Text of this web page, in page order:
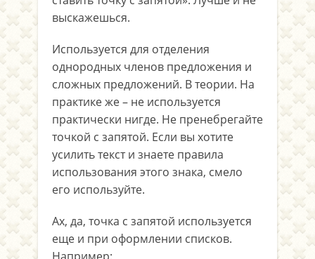
выскажешься.
Используется для отделения
однородных членов предложения и
сложных предложений. В теории. На
практике же – не используется
практически нигде. Не пренебрегайте
точкой с запятой. Если вы хотите
усилить текст и знаете правила
использования этого знака, смело
его используйте.
Ах, да, точка с запятой используется
еще и при оформлении списков.